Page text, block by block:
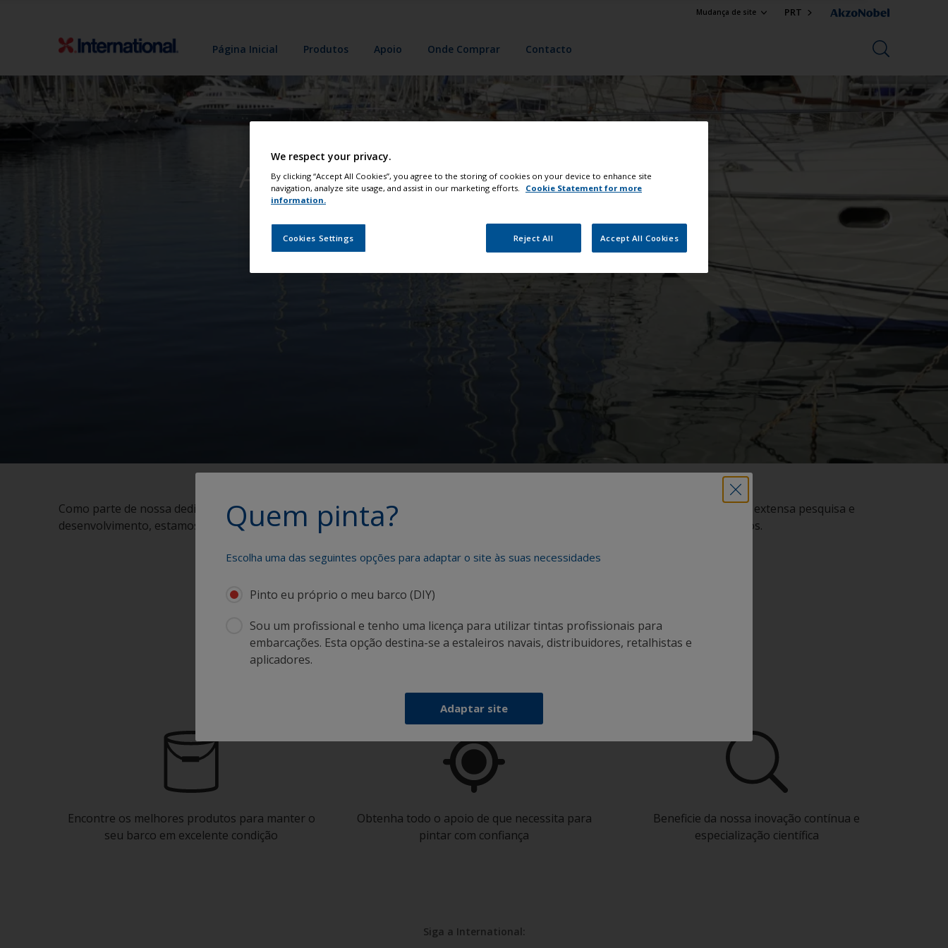
Mudança de site PRT
Página Inicial Produtos Apoio Onde Comprar Contacto
A Nova Geração de Antivegetativos
A Nova Geração de
Antivegetativos
Como parte de nossa dedicação contínua aos nossos clientes, em busca de inovações e melhorias para nossos produtos. Depois de extensa pesquisa e
desenvolvimento, estamos orgulhosos de lançar vários novos produtos anti-incrustantes e com fórmulas e recursos mais avançados.
Quem pinta?
Escolha uma das seguintes opções para adaptar o site às suas necessidades
Pinto eu próprio o meu barco (DIY)
Sou um profissional e tenho uma licença para utilizar tintas profissionais para
embarcações. Esta opção destina-se a estaleiros navais, distribuidores, retalhistas e
aplicadores.
Adaptar site
Encontre os melhores produtos para manter o
seu barco em excelente condição
Obtenha todo o apoio de que necessita para
pintar com confiança
Beneficie da nossa inovação contínua e
especialização científica
Siga a International:
We respect your privacy.
By clicking “Accept All Cookies”, you agree to the storing of cookies on your device to enhance site
navigation, analyze site usage, and assist in our marketing efforts.
Cookie Statement for more
information.
Cookies Settings Reject All Accept All Cookies